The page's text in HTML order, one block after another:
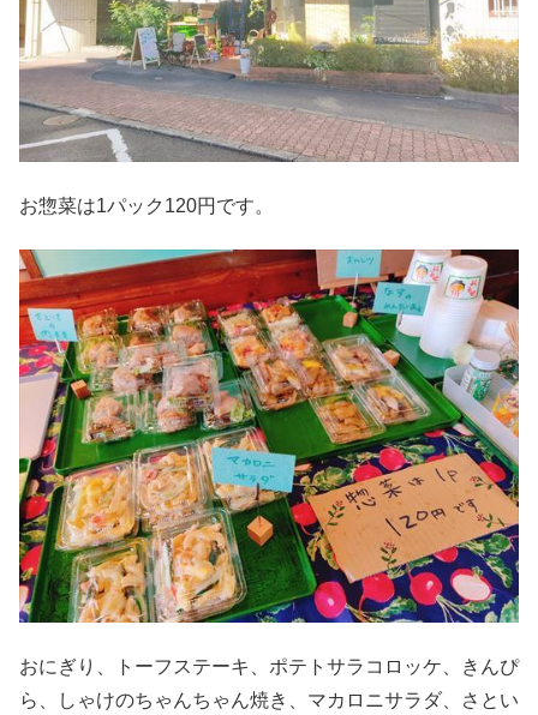
お惣菜は1パック120円です。
おにぎり、トーフステーキ、ポテトサラコロッケ、きんぴ
ら、しゃけのちゃんちゃん焼き、マカロニサラダ、さとい